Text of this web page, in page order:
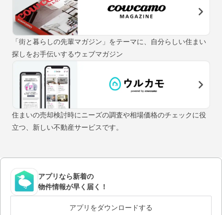
「街と暮らしの先輩マガジン」をテーマに、自分らしい住まい
探しをお手伝いするウェブマガジン
住まいの売却検討時にニーズの調査や相場価格のチェックに役
立つ、新しい不動産サービスです。
アプリなら新着の
物件情報が早く届く！
アプリをダウンロードする